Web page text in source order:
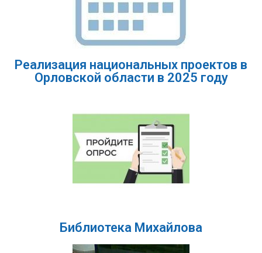
Реализация национальных проектов в
Орловской области в 2025 году
Библиотека Михайлова